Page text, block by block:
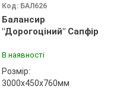
Код: БАЛ626
Балансир
"Дорогоціний" Сапфір
В наявності
Розмір:
3000х450х760мм